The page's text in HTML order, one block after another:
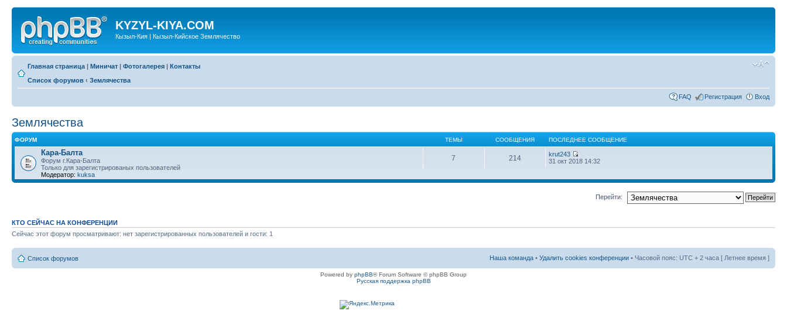
KYZYL-KIYA.COM
Кызыл-Кия | Кызыл-Кийское Землячество
Главная страница | Миничат | Фотогалерея | Контакты
Список форумов ‹ Землячества
FAQ Регистрация Вход
Землячества
ФОРУМ ТЕМЫ СООБЩЕНИЯ ПОСЛЕДНЕЕ СООБЩЕНИЕ
Кара-Балта
Форум г.Кара-Балта
Только для зарегистрированых пользователей
Модератор: kuksa
7 214
krut243
31 окт 2018 14:32
Перейти:
КТО СЕЙЧАС НА КОНФЕРЕНЦИИ
Сейчас этот форум просматривают: нет зарегистрированных пользователей и гости: 1
Список форумов Наша команда • Удалить cookies конференции • Часовой пояс: UTC + 2 часа [ Летнее время ]
Powered by phpBB® Forum Software © phpBB Group
Русская поддержка phpBB